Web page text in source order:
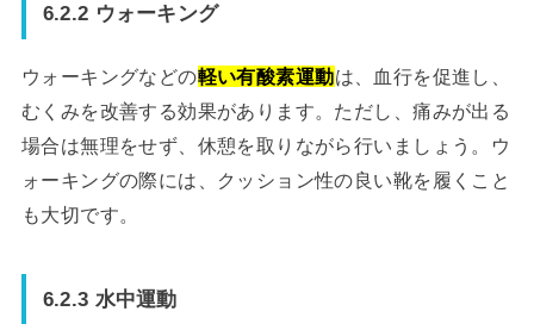
6.2.2 ウォーキング
ウォーキングなどの軽い有酸素運動は、血行を促進し、
むくみを改善する効果があります。ただし、痛みが出る
場合は無理をせず、休憩を取りながら行いましょう。ウ
ォーキングの際には、クッション性の良い靴を履くこと
も大切です。
6.2.3 水中運動